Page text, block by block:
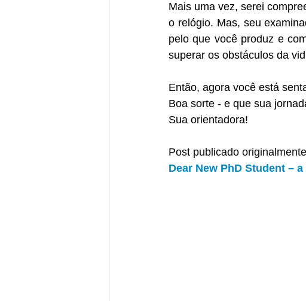
Mais uma vez, serei
o relógio. Mas, seu
pelo que você produz e
superar os obstáculos da
Então, agora você está
Boa sorte - e que sua
Sua orientadora!
Post publicado
Dear New PhD Student –